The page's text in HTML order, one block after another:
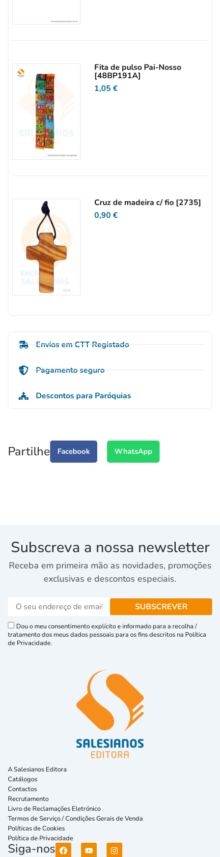
Fita de pulso Pai-Nosso
[48BP191A]
1,05€
Cruz de madeira c/ fio [2735]
0,90€
Envios em CTT Registado
Pagamento seguro
Descontos para Paróquias
Partilhe Facebook WhatsApp
Subscreva a nossa newsletter
Receba em primeira mão as novidades, promoções
exclusivas e descontos especiais.
Dou o meu consentimento explícito e informado para a recolha /
tratamento dos meus dados pessoais para os fins descritos na Política
de Privacidade.
A Salesianos Editora
Catálogos
Contactos
Recrutamento
Livro de Reclamações Eletrónico
Termos de Serviço / Condições Gerais de Venda
Políticas de Cookies
Política de Privacidade
Siga-nos